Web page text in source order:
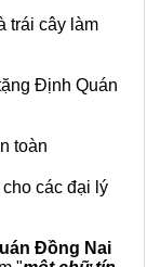
trái cây làm
Định Quán
toàn
các đại lý
Đồng Nai